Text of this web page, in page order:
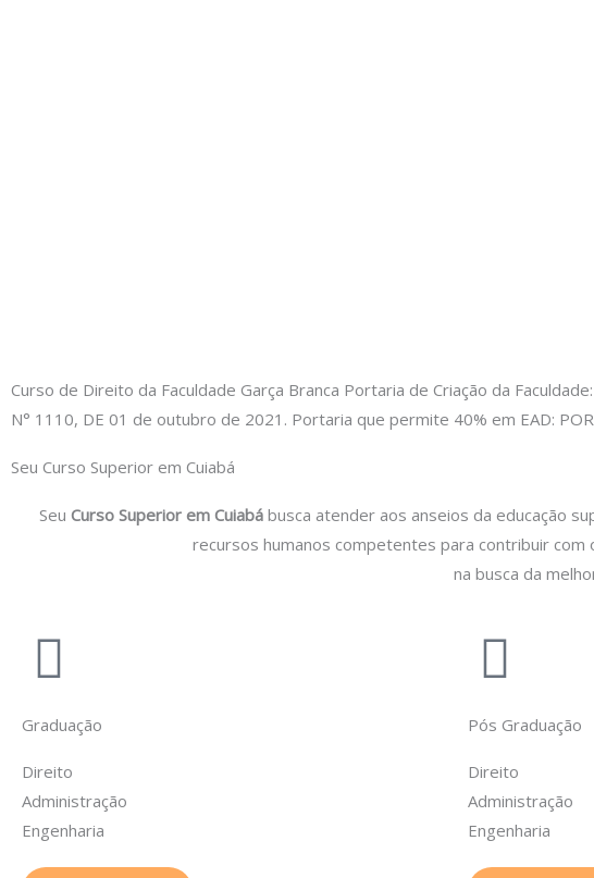
Curso de Direito da Faculdade Garça Branca Portaria de Criação da
N° 1110, DE 01 de outubro de 2021. Portaria que permite 40% em EAD:
Seu Curso Superior em Cuiabá
Seu Curso Superior em Cuiabábusca atender aos anseios da educação
recursos humanos competentes para contribuir com
na busca da
Graduação
Direito
Administração
Engenharia
Pós Graduação
Direito
Administração
Engenharia